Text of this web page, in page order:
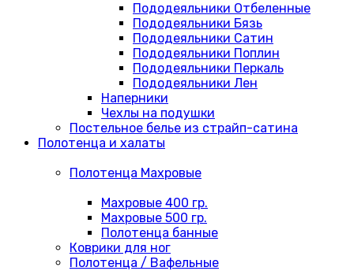
Пододеяльники Отбеленные
Пододеяльники Бязь
Пододеяльники Сатин
Пододеяльники Поплин
Пододеяльники Перкаль
Пододеяльники Лен
Наперники
Чехлы на подушки
Постельное белье из страйп-сатина
Полотенца и халаты
Полотенца Махровые
Махровые 400 гр.
Махровые 500 гр.
Полотенца банные
Коврики для ног
Полотенца / Вафельные